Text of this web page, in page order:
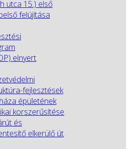
utca 15.) első
felújítása
elnyert
fejlesztések
épületének
korszerűsítése
és
elkerülő út